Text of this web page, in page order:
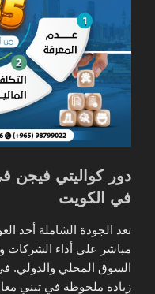
دور كواليتي فيجن
في الكويت
تعد الجودة الشاملة أحد
مباشر على أداء الشركات
السوق المحلي والدولي.
زيادة ملحوظة في تبني